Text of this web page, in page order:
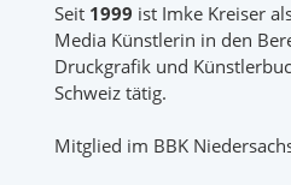
Seit 1999 ist Imke Kreiser
Media Künstlerin in den
Druckgrafik und
Schweiz tätig.
Mitglied im BBK